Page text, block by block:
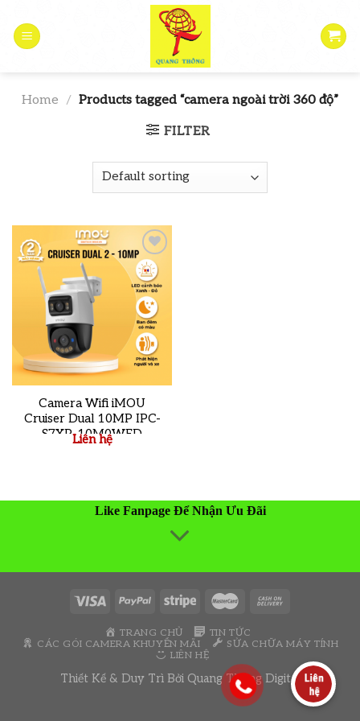
content
Home / Products tagged “camera ngoài trời 360 độ”
FILTER
Add to
wishlist
Camera Wifi iMOU
Cruiser Dual 10MP IPC-
S7XP-10M0WED
Liên hệ
Like Fanpage Để Nhận Ưu Đãi
TRANG CHỦ
TIN TỨC
CÁC GÓI CAMERA KHUYẾN MÃI
SỬA CHỮA MÁY TÍNH
LIÊN HỆ
Thiết Kế & Duy Trì Bởi Quang Thông Digital